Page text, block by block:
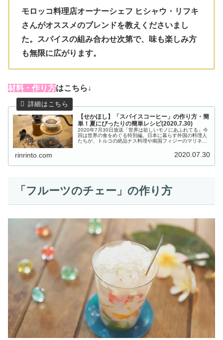
モロッコ料理店オーナーシェフ ヒシャウ・リフキ
さんがオススメのブレンドを教えくださいまし
た。スパイスの組み合わせ次第で、味も楽しみ方
も無限に広がります。
材料・作り方はこちら↓
【せかほし】「スパイスコーヒー」の作り方・簡
単！夏にぴったりの簡単レシピ(2020.7.30)
2020年7月30日放送「世界は欲しいモノにあふれてる」今
回は世界の食をめぐる特別編。日本に暮らす外国の料理人
たちが、トルコの絶品ナス料理や南国フィジーのマリネな
rinrinto.com 2020.07.30
「フルーツのチェー」の作り方